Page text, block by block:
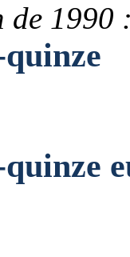
de 1990